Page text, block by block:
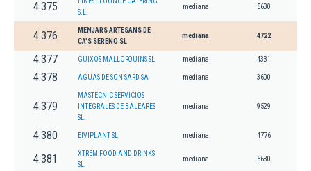
4.375
S.L.
mediana 5630
4.376
MENJARS ARTESANS DE
CA'S SERENO SL
mediana 4722
4.377 GUIXOS MALLORQUINS SL mediana 4331
4.378 AGUAS DE SON SARD SA mediana 3600
4.379
MASTECNIC SERVICIOS
INTEGRALES DE BALEARES
SL.
mediana 9529
4.380 EIVIPLANT SL mediana 4776
4.381
XTREM FOOD AND DRINKS
SL.
mediana 5630